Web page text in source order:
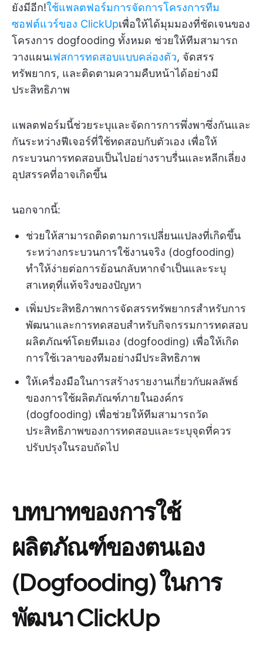
ยังมีอีก!ใช้แพลตฟอร์มการจัดการโครงการทีม
ซอฟต์แวร์ของ ClickUpเพื่อให้ได้มุมมองที่ชัดเจนของ
โครงการ dogfooding ทั้งหมด ช่วยให้ทีมสามารถ
วางแผนเฟสการทดสอบแบบคล่องตัว, จัดสรร
ทรัพยากร, และติดตามความคืบหน้าได้อย่างมี
ประสิทธิภาพ
แพลตฟอร์มนี้ช่วยระบุและจัดการการพึ่งพาซึ่งกันและ
กันระหว่างฟีเจอร์ที่ใช้ทดสอบกับตัวเอง เพื่อให้
กระบวนการทดสอบเป็นไปอย่างราบรื่นและหลีกเลี่ยง
อุปสรรคที่อาจเกิดขึ้น
นอกจากนี้:
ช่วยให้สามารถติดตามการเปลี่ยนแปลงที่เกิดขึ้น
ระหว่างกระบวนการใช้งานจริง (dogfooding)
ทำให้ง่ายต่อการย้อนกลับหากจำเป็นและระบุ
สาเหตุที่แท้จริงของปัญหา
เพิ่มประสิทธิภาพการจัดสรรทรัพยากรสำหรับการ
พัฒนาและการทดสอบสำหรับกิจกรรมการทดสอบ
ผลิตภัณฑ์โดยทีมเอง (dogfooding) เพื่อให้เกิด
การใช้เวลาของทีมอย่างมีประสิทธิภาพ
ให้เครื่องมือในการสร้างรายงานเกี่ยวกับผลลัพธ์
ของการใช้ผลิตภัณฑ์ภายในองค์กร
(dogfooding) เพื่อช่วยให้ทีมสามารถวัด
ประสิทธิภาพของการทดสอบและระบุจุดที่ควร
ปรับปรุงในรอบถัดไป
บทบาทของการใช้
ผลิตภัณฑ์ของตนเอง
(Dogfooding) ในการ
พัฒนา ClickUp